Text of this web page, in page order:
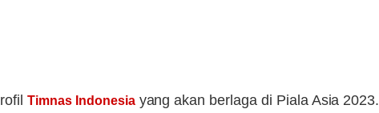
Timnas Indonesiayang akan berlaga di Piala Asia 2023.